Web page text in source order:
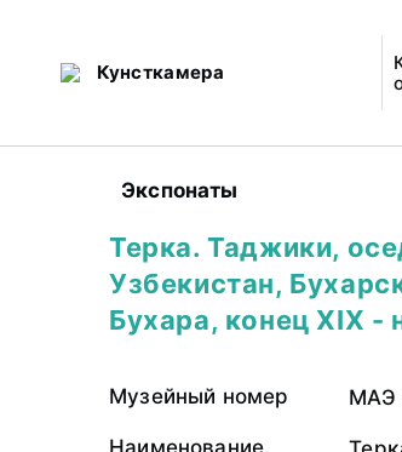
Кунсткамера
Экспонаты
Терка. Таджики,
Узбекистан,
Бухара, конец XIX -
Музейный номер МАЭ
Наименование,